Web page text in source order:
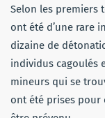
Selon les premiers
ont été d’une rare
dizaine de
individus cagoulés
mineurs qui se
ont été prises pour